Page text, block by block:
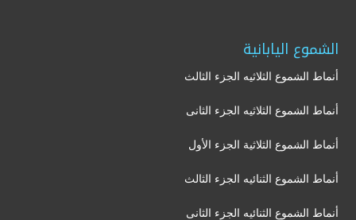
الشموع اليابانية
أنماط الشموع الثلاثيه الجزء الثالث
أنماط الشموع الثلاثيه الجزء الثانى
أنماط الشموع الثلاثية الجزء الأول
أنماط الشموع الثنائيه الجزء الثالث
أنماط الشموع الثنائيه الجزء الثانى